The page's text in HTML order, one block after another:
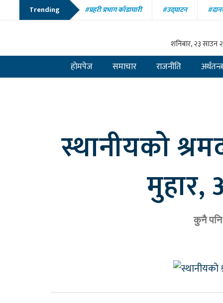
Trending #प्रहरी प्रभाग काँडाघारी #उद्घाटन
शनिबार, २३ साउन
होमपेज समाचार राजनीति अर्थतन्त्र
स्थानीयको
मुहार,
कुनै